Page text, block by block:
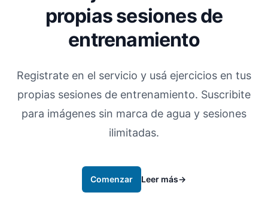
propias sesiones de
entrenamiento
Registrate en el servicio y usá ejercicios en tus
propias sesiones de entrenamiento. Suscribite
para imágenes sin marca de agua y sesiones
ilimitadas.
Comenzar Leer más→